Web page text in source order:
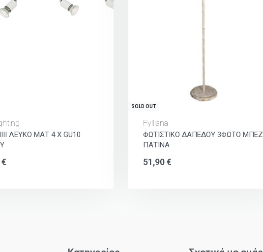
ΛΕΥΚΟ ΜΑΤ 4 Χ GU10
€
SOLD OUT
Fylliana
ΦΩΤΙΣΤΙΚΟ ΔΑΠΕΔΟΥ 3ΦΩΤΟ ΜΠΕΖ
ΠΑΤΙΝΑ
51,90€